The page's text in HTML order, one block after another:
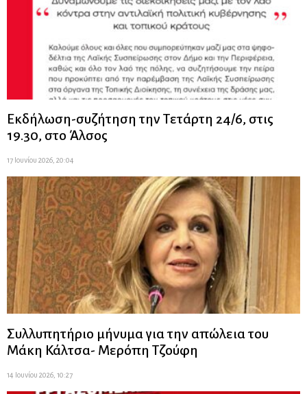
Εκδήλωση-συζήτηση την Τετάρτη 24/6, στις
19.30, στο Άλσος
17 Ιουνίου 2026, 20:04
Συλλυπητήριο μήνυμα για την απώλεια του
Μάκη Κάλτσα- Μερόπη Τζούφη
14 Ιουνίου 2026, 10:27